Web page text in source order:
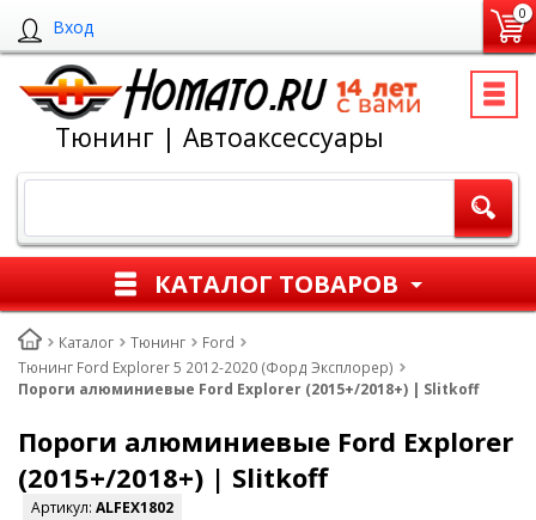
Вход
0
Тюнинг | Автоаксессуары
КАТАЛОГ ТОВАРОВ
Каталог Тюнинг
Ford
Тюнинг Ford Explorer 5 2012-2020 (Форд Эксплорер)
Пороги алюминиевые Ford Explorer (2015+/2018+) | Slitkoff
Пороги алюминиевые Ford Explorer
(2015+/2018+) | Slitkoff
Артикул: ALFEX1802